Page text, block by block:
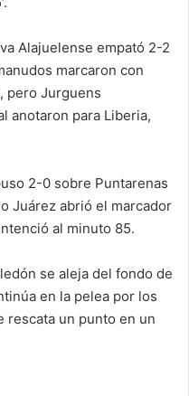
Alajuelense empató 2-2
marcaron con
pero Jurguens
anotaron para Liberia,
2-0 sobre Puntarenas
Juárez abrió el marcador
al minuto 85.
se aleja del fondo de
en la pelea por los
rescata un punto en un